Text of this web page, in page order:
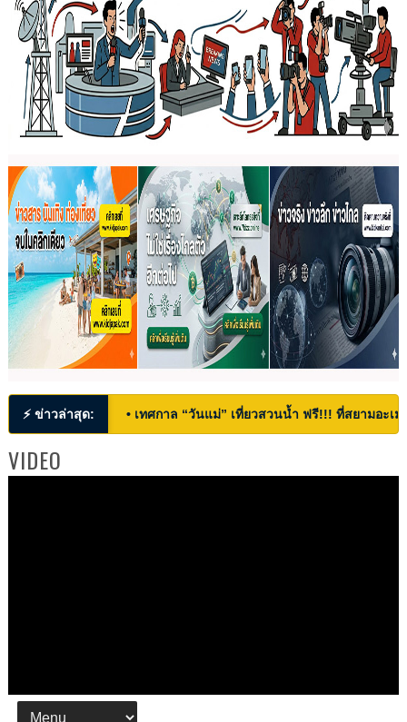
⚡ ข่าวล่าสุด: • เทศกาล “วันแม่” เที่ยวสวนน้ำ ฟรี!!! ที่สยามอะ
VIDEO